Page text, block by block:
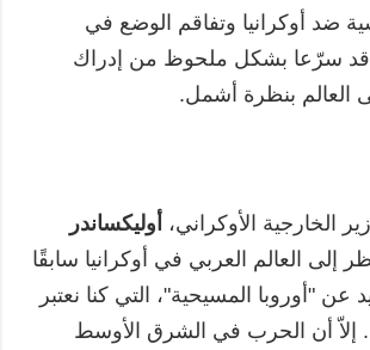
ضد أوكرانيا وتفاقم الوضع في
سرّعا بشكل ملحوظ من إدراك
العالم بنظرة أشمل.
الخارجية الأوكراني، أوليكساندر
إلى العالم العربي في أوكرانيا سابقًا
عن "أوروبا المسيحية"، التي كنا نعتبر
إلاّ أن الحرب في الشرق الأوسط